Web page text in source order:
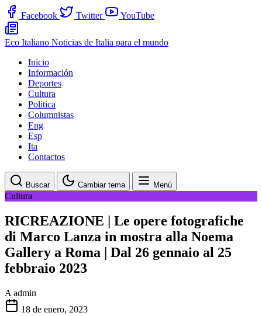
Facebook Twitter YouTube
Eco Italiano Noticias de Italia para el mundo
Inicio
Información
Deportes
Cultura
Politica
Columnistas
Eng
Esp
Ita
Contactos
Buscar Cambiar tema Menú
Cultura
RICREAZIONE | Le opere fotografiche
di Marco Lanza in mostra alla Noema
Gallery a Roma | Dal 26 gennaio al 25
febbraio 2023
A admin
18 de enero, 2023